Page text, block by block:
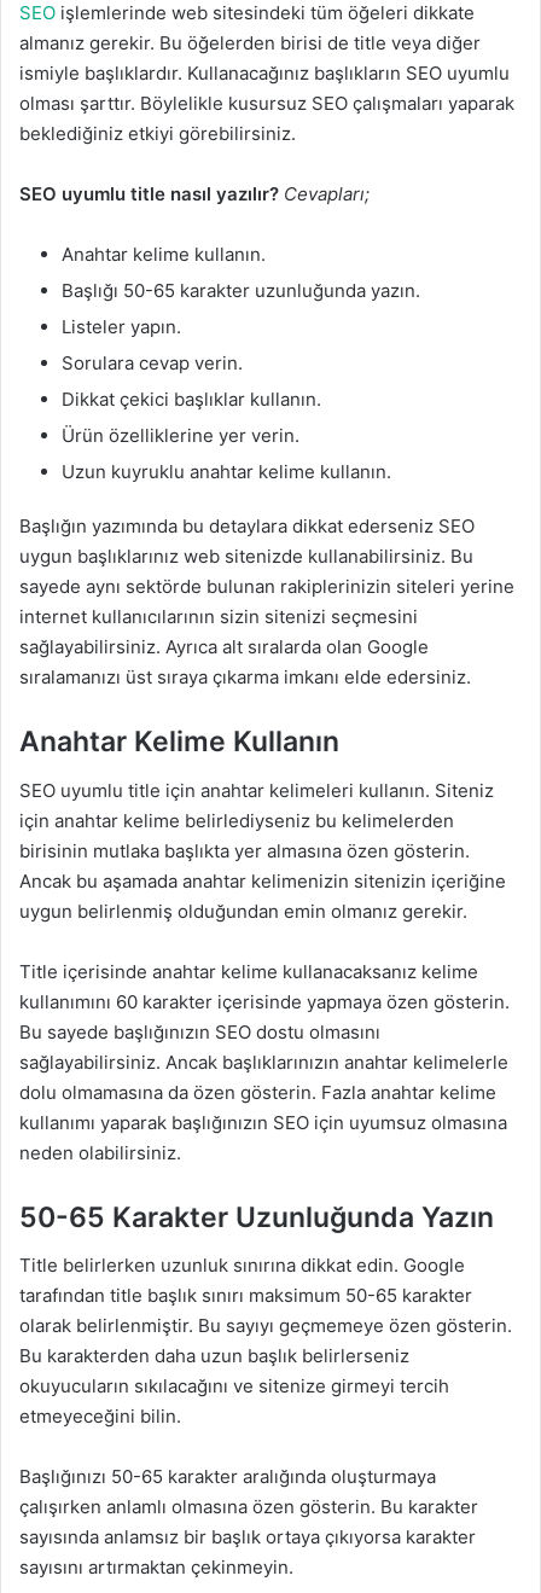
SEO işlemlerinde web sitesindeki tüm öğeleri dikkate
almanız gerekir. Bu öğelerden birisi de title veya diğer
ismiyle başlıklardır. Kullanacağınız başlıkların SEO uyumlu
olması şarttır. Böylelikle kusursuz SEO çalışmaları yaparak
beklediğiniz etkiyi görebilirsiniz.
SEO uyumlu title nasıl yazılır? Cevapları;
Anahtar kelime kullanın.
Başlığı 50-65 karakter uzunluğunda yazın.
Listeler yapın.
Sorulara cevap verin.
Dikkat çekici başlıklar kullanın.
Ürün özelliklerine yer verin.
Uzun kuyruklu anahtar kelime kullanın.
Başlığın yazımında bu detaylara dikkat ederseniz SEO
uygun başlıklarınız web sitenizde kullanabilirsiniz. Bu
sayede aynı sektörde bulunan rakiplerinizin siteleri yerine
internet kullanıcılarının sizin sitenizi seçmesini
sağlayabilirsiniz. Ayrıca alt sıralarda olan Google
sıralamanızı üst sıraya çıkarma imkanı elde edersiniz.
Anahtar Kelime Kullanın
SEO uyumlu title için anahtar kelimeleri kullanın. Siteniz
için anahtar kelime belirlediyseniz bu kelimelerden
birisinin mutlaka başlıkta yer almasına özen gösterin.
Ancak bu aşamada anahtar kelimenizin sitenizin içeriğine
uygun belirlenmiş olduğundan emin olmanız gerekir.
Title içerisinde anahtar kelime kullanacaksanız kelime
kullanımını 60 karakter içerisinde yapmaya özen gösterin.
Bu sayede başlığınızın SEO dostu olmasını
sağlayabilirsiniz. Ancak başlıklarınızın anahtar kelimelerle
dolu olmamasına da özen gösterin. Fazla anahtar kelime
kullanımı yaparak başlığınızın SEO için uyumsuz olmasına
neden olabilirsiniz.
50-65 Karakter Uzunluğunda Yazın
Title belirlerken uzunluk sınırına dikkat edin. Google
tarafından title başlık sınırı maksimum 50-65 karakter
olarak belirlenmiştir. Bu sayıyı geçmemeye özen gösterin.
Bu karakterden daha uzun başlık belirlerseniz
okuyucuların sıkılacağını ve sitenize girmeyi tercih
etmeyeceğini bilin.
Başlığınızı 50-65 karakter aralığında oluşturmaya
çalışırken anlamlı olmasına özen gösterin. Bu karakter
sayısında anlamsız bir başlık ortaya çıkıyorsa karakter
sayısını artırmaktan çekinmeyin.